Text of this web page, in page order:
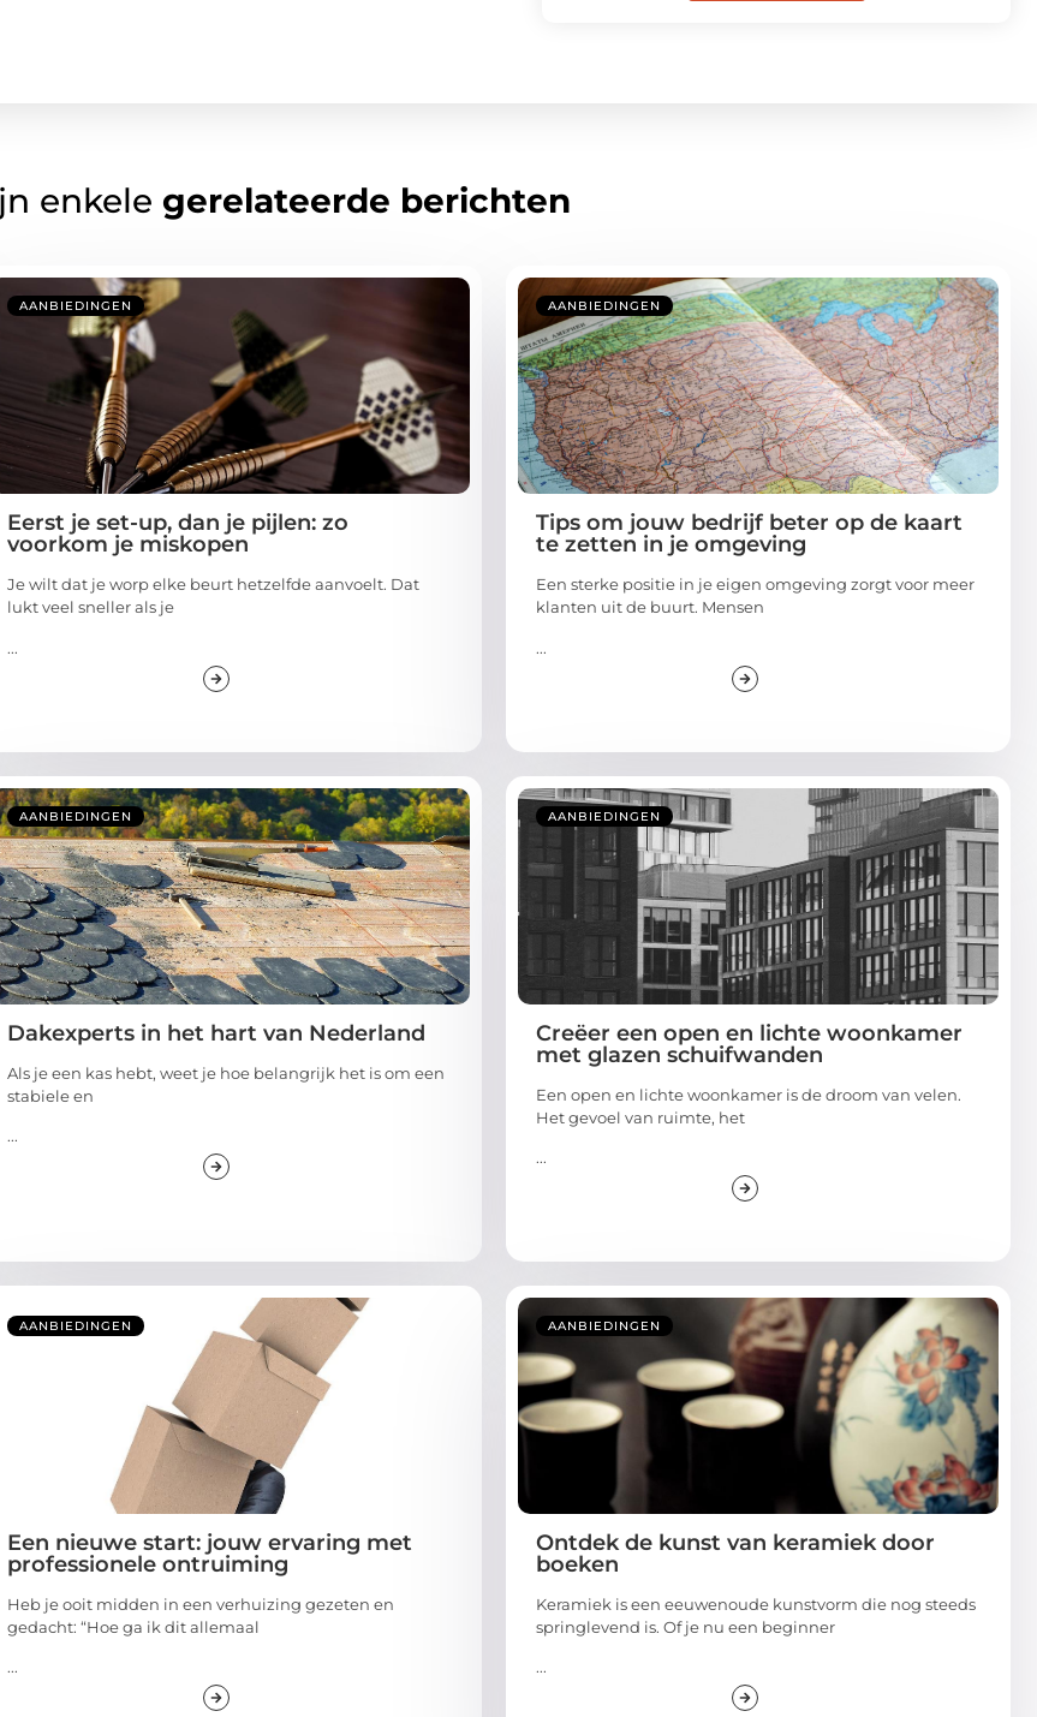
enkele gerelateerde berichten
AANBIEDINGEN
Eerst je set-up, dan je pijlen: zo
voorkom je miskopen
Je wilt dat je worp elke beurt hetzelfde aanvoelt. Dat
lukt veel sneller als je
...
AANBIEDINGEN
Tips om jouw bedrijf beter op de kaart
te zetten in je omgeving
Een sterke positie in je eigen omgeving zorgt voor meer
klanten uit de buurt. Mensen
...
AANBIEDINGEN
Dakexperts in het hart van Nederland
Als je een kas hebt, weet je hoe belangrijk het is om een
stabiele en
...
AANBIEDINGEN
Creëer een open en lichte woonkamer
met glazen schuifwanden
Een open en lichte woonkamer is de droom van velen.
Het gevoel van ruimte, het
...
AANBIEDINGEN
Een nieuwe start: jouw ervaring met
professionele ontruiming
Heb je ooit midden in een verhuizing gezeten en
gedacht: “Hoe ga ik dit allemaal
...
AANBIEDINGEN
Ontdek de kunst van keramiek door
boeken
Keramiek is een eeuwenoude kunstvorm die nog steeds
springlevend is. Of je nu een beginner
...